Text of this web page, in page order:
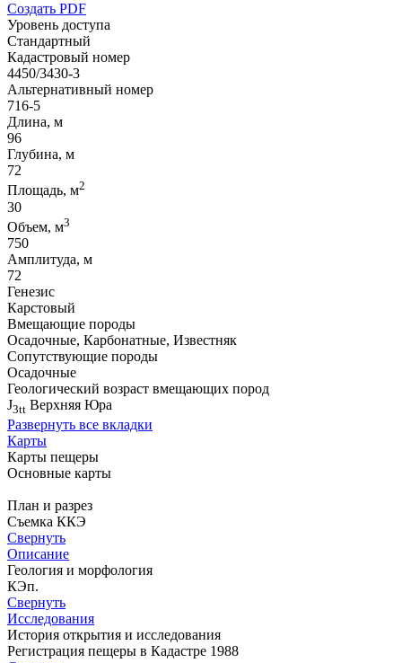
Создать PDF
Уровень доступа
Стандартный
Кадастровый номер
4450/3430-3
Альтернативный номер
716-5
Длина, м
96
Глубина, м
72
Площадь, м2
30
Объем, м3
750
Амплитуда, м
72
Генезис
Карстовый
Вмещающие породы
Осадочные, Карбонатные, Известняк
Сопутствующие породы
Осадочные
Геологический возраст вмещающих пород
J3tt Верхняя Юра
Развернуть все вкладки
Карты
Карты пещеры
Основные карты
План и разрез
Съемка ККЭ
Свернуть
Описание
Геология и морфология
КЭп.
Свернуть
Исследования
История открытия и исследования
Регистрация пещеры в Кадастре 1988